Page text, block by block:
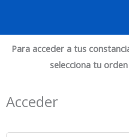
Para acceder a tus
selecciona tu
Acceder
Obligatorio